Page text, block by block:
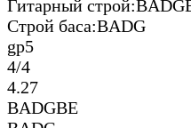
Гитарный строй:
Строй баса:BADG
gp5
4/4
4.27
BADGBE